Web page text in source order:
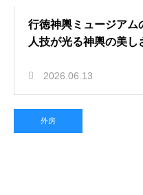
行徳神輿ミュージアム
人技が光る神輿の美し
2026.06.13
外房